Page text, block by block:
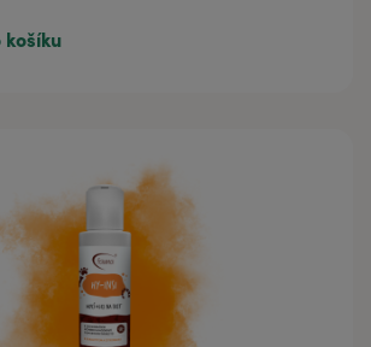
100 ml